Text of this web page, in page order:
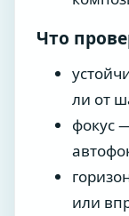
Что
ли от
фокус
или